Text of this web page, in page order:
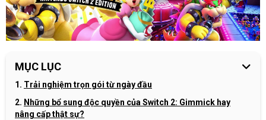
MỤC LỤC
Trải nghiệm trọn gói từ ngày đầu
Những bổ sung độc quyền của Switch 2: Gimmick hay
nâng cấp thật sự?